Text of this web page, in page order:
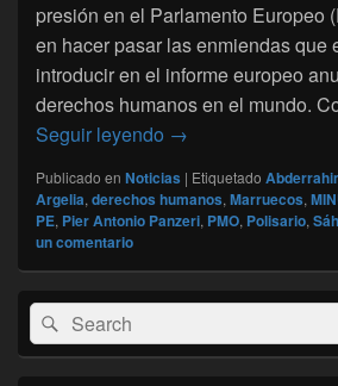
presión en el Parlamento Europeo
en hacer pasar las enmiendas que
introducir en el informe europeo
derechos humanos en el mundo.
Seguir leyendo Sáhara
→
Publicado en Noticias | Etiquetado
Argelia,derechos humanos,Marruecos,
PE, Pier Antonio Panzeri, PMO, Polisario,
un comentario
El
área
de
Buscar
por:
Buscar